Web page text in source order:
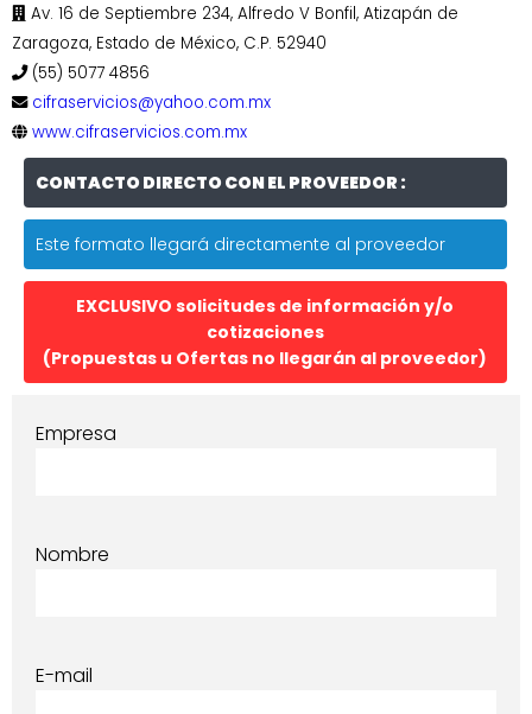
Av. 16 de Septiembre 234, Alfredo V Bonfil, Atizapán de
Zaragoza, Estado de México, C.P. 52940
(55) 5077 4856
cifraservicios@yahoo.com.mx
www.cifraservicios.com.mx
CONTACTO DIRECTO CON EL PROVEEDOR :
Este formato llegará directamente al proveedor
EXCLUSIVO solicitudes de información y/o
cotizaciones
(Propuestas u Ofertas no llegarán al proveedor)
Empresa
Nombre
E-mail